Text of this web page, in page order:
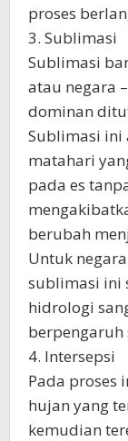
proses
3. Sublimasi
Sublimasi
atau negara
dominan
Sublimasi ini
matahari
pada es
berubah
Untuk
sublimasi ini
hidrologi
berpengaruh
4. Intersepsi
Pada proses
hujan yang
kemudian